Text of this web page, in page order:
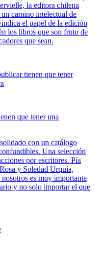
la editora chilena
camino intelectual de
el papel de la edición
los libros que son fruto de
que sean.
que tener una
con un catálogo
Una selección
por escritores. Pía
y Soledad Urquía,
es muy importante
y no solo importar el que